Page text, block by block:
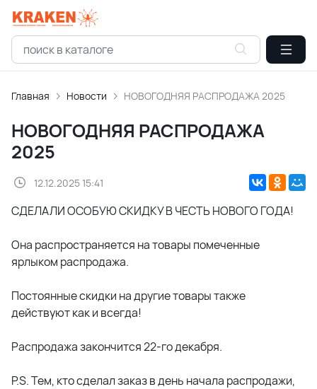
Главная Новости НОВОГОДНЯЯ РАСПРОДАЖА 2025
НОВОГОДНЯЯ РАСПРОДАЖА
2025
12.12.2025 15:41
СДЕЛАЛИ ОСОБУЮ СКИДКУ В ЧЕСТЬ НОВОГО ГОДА!
Она распространяется на товары помеченные
ярлыком распродажа.
Постоянные скидки на другие товары также
действуют как и всегда!
Распродажа закончится 22-го декабря.
P.S. Тем, кто сделал заказ в день начала распродажи,